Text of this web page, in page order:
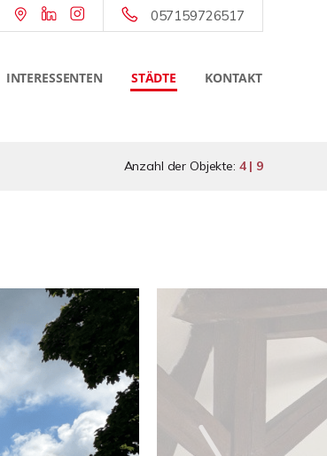
057159726517
INTERESSENTEN STÄDTE KONTAKT
Anzahl der Objekte: 4 | 9